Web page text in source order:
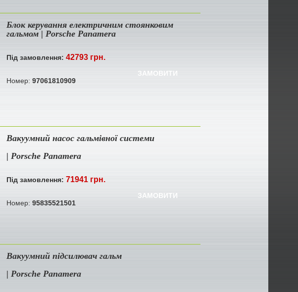
Блок керування електричним стоянковим
гальмом | Porsche Panamera
Під замовлення: 42793 грн.
ЗАМОВИТИ
Номер: 97061810909
Вакуумний насос гальмівної системи
| Porsche Panamera
Під замовлення: 71941 грн.
ЗАМОВИТИ
Номер: 95835521501
Вакуумний підсилювач гальм
| Porsche Panamera